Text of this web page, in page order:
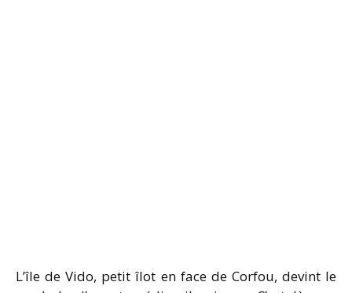
L’île de Vido, petit îlot en face de Corfou, devint le